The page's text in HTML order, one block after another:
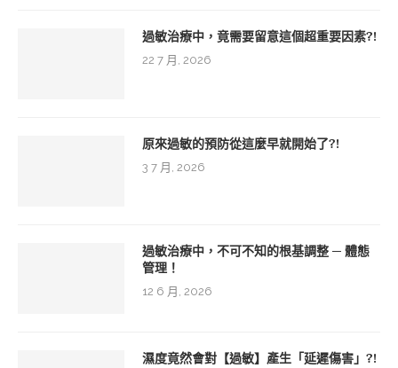
過敏治療中，竟需要留意這個超重要因素?!
22 7 月, 2026
原來過敏的預防從這麼早就開始了?!
3 7 月, 2026
過敏治療中，不可不知的根基調整 ─ 體態
管理！
12 6 月, 2026
濕度竟然會對【過敏】產生「延遲傷害」?!